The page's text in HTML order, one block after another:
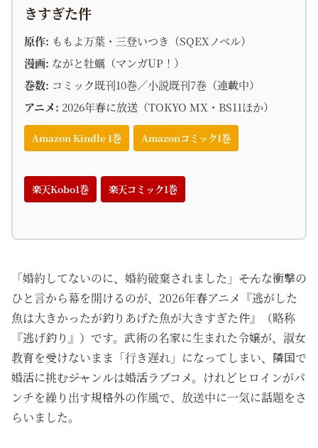
きすぎた件
原作: ももよ万葉・三登いつき（SQEXノベル）
漫画: ながと牡蠣（マンガUP！）
巻数: コミック既刊10巻／小説既刊7巻（連載中）
アニメ: 2026年春に放送（TOKYO MX・BS11ほか）
Amazon Kindle 1巻 Amazonコミック1巻
楽天Kobo1巻 楽天コミック1巻
「婚約してないのに、婚約破棄されました」――そんな衝撃の
ひと言から幕を開けるのが、2026年春アニメ『逃がした
魚は大きかったが釣りあげた魚が大きすぎた件』（略称
『逃げ釣り』）です。武術の名家に生まれた令嬢が、淑女
教育を受けないまま「行き遅れ」になってしまい、隣国で
婚活に挑む――ジャンルは婚活ラブコメ。けれどヒロインがパ
ンチを繰り出す規格外の作風で、放送中に一気に話題をさ
らいました。